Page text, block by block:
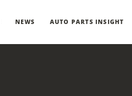
NEWS AUTO PARTS INSIGHT